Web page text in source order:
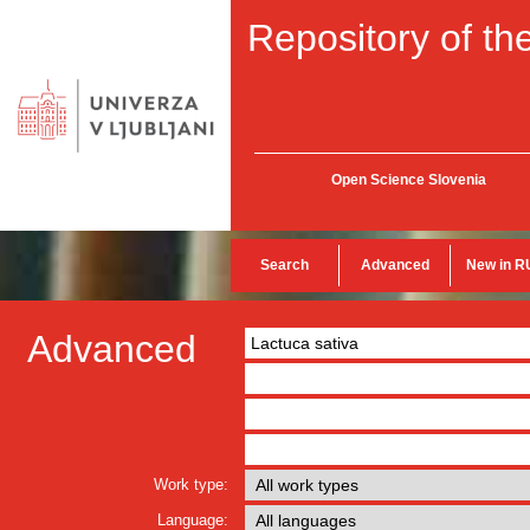
Repository of
Open Science Slovenia
Search Advanced New in
Advanced
Work type:
Language: